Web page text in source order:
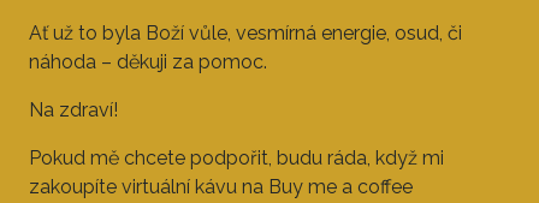
Ať už to byla Boží vůle, vesmírná energie, osud, či
náhoda – děkuji za pomoc.
Na zdraví!
Pokud mě chcete podpořit, budu ráda, když mi
zakoupíte virtuální kávu na Buy me a coffee